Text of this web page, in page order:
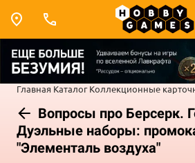
Главная Каталог Коллекционные
Вопросы про Берсерк.
Дуэльные наборы:
"Элементаль воздуха"